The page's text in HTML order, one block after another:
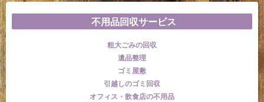
不用品回収サービス
粗大ごみの回収
遺品整理
ゴミ屋敷
引越しのゴミ回収
オフィス・飲食店の不用品